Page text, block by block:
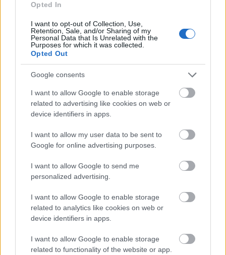
Opted In
I want to opt-out of Collection, Use,
Retention, Sale, and/or Sharing of my
Personal Data that Is Unrelated with the
Purposes for which it was collected.
Opted Out
Google consents
I want to allow Google to enable storage
related to advertising like cookies on web or
device identifiers in apps.
I want to allow my user data to be sent to
Google for online advertising purposes.
I want to allow Google to send me
personalized advertising.
I want to allow Google to enable storage
related to analytics like cookies on web or
device identifiers in apps.
I want to allow Google to enable storage
related to functionality of the website or app.
goles y errado 8 oportunidades. Si el delantero gallego llega
más a los 131 que tiene en la temporada.
Otros dos futbolistas que se están mostrando muy erráticos
de cara a puerta son dos centrocampistas del Athletic: Iker
ocasiones claras, mientras que Berenguer ha fallado 7 para
haber marcado tan sólo un gol. Esto explica las bajas
valoraciones del extremo, quien promedia 3,26 puntos.
Tampoco están nada acertados esta temporada Lucas
Pérez yAnte Budimir. Ambos han fallado 6 ocasiones
claras y tan sólo han marcado 2 goles en 18 y 21
lanzamientos respectivamente. Esta falta de acierto está
encuentro.
Clasificación de LaLiga vs Puntos Comunio: los más
y menos favorecidos
En la clasificación de LaLiga, el